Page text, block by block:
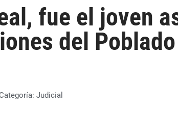
fue el joven
del
Categoría: Judicial